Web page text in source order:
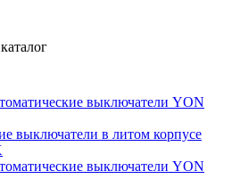
выключатели YON
выключатели в литом корпусе
выключатели YON